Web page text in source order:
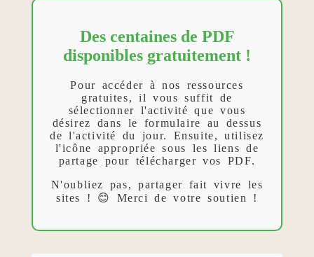
Des centaines de PDF
disponibles gratuitement !
Pour accéder à nos ressources
gratuites, il vous suffit de
sélectionner l'activité que vous
désirez dans le formulaire au dessus
de l'activité du jour. Ensuite, utilisez
l'icône appropriée sous les liens de
partage pour télécharger vos PDF.
N'oubliez pas, partager fait vivre les
sites ! 😊 Merci de votre soutien !